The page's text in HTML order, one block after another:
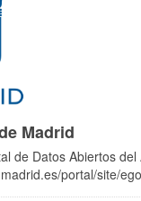
Madrid
de Datos Abiertos
portal/site/